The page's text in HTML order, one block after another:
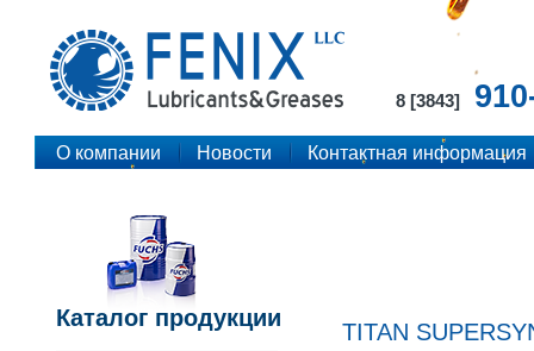
8 [3843]
О компании Новости Контактная информация
Каталог продукции
TITAN